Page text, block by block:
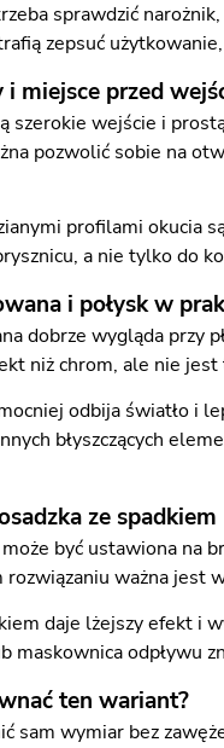
sprawdzić
zepsuć
miejsce przed
szerokie wejście i
pozwolić sobie na
profilami okucia
a nie tylko do
i połysk w
dobrze wygląda przy
niż chrom, ale nie jest
odbija światło i
błyszczących
ze spadkiem
być ustawiona na
rozwiązaniu ważna jest
daje lżejszy efekt i
maskownica odpływu
ten wariant?
sam wymiar bez